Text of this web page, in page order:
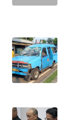
WN
DEPOK
WN
TAPANULI